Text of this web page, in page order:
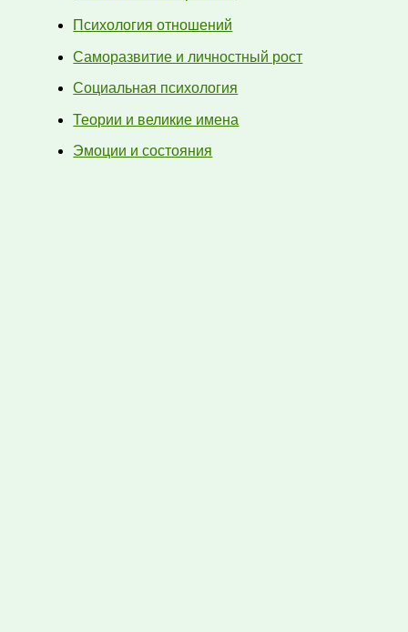
Психология отношений
Саморазвитие и личностный рост
Социальная психология
Теории и великие имена
Эмоции и состояния